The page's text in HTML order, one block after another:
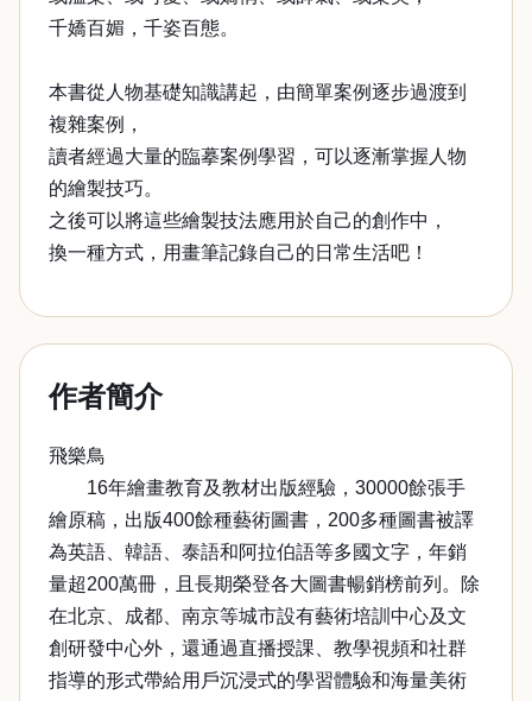
千嬌百媚，千姿百態。
本書從人物基礎知識講起，由簡單案例逐步過渡到
複雜案例，
讀者經過大量的臨摹案例學習，可以逐漸掌握人物
的繪製技巧。
之後可以將這些繪製技法應用於自己的創作中，
換一種方式，用畫筆記錄自己的日常生活吧！
作者簡介
飛樂鳥
16年繪畫教育及教材出版經驗，30000餘張手
繪原稿，出版400餘種藝術圖書，200多種圖書被譯
為英語、韓語、泰語和阿拉伯語等多國文字，年銷
量超200萬冊，且長期榮登各大圖書暢銷榜前列。除
在北京、成都、南京等城市設有藝術培訓中心及文
創研發中心外，還通過直播授課、教學視頻和社群
指導的形式帶給用戶沉浸式的學習體驗和海量美術